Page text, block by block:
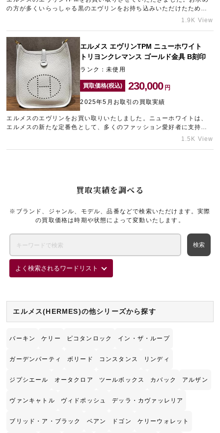
買取実績を調べる
※ブランド、ジャンル、モデル、品番などで検索いただけます。実際
の買取価格は時期や状態によって変動いたします。
よく検索されるワードリスト
エルメス(HERMES)の他シリーズから探す
バーキン ケリー ピコタンロック イン・ザ・ループ
ガーデンパーティ ボリード コンスタンス リンディ
ジプシエール オータクロア ツールボックス カバック アルザン
ヴァンキャトル ヴィドポッシュ デッラ・カヴァッレリア
ブリッド・ア・ブラック ベアン ドゴン ケリーウォレット
の方が多くいらっしゃる黒のエヴリンをお持ち込みいただけたため、
目一杯の金額をご提示させていただきました。エルメスをはじめ、ブ
1.9K View
エルメス エヴリンTPM ニューホワイト
トリヨンクレマンス ゴールド金具 B刻印
ランク：未使用
買取価格(税込) 230,000 円
2025年5月お取引の買取実績
エルメスのエヴリンをお買い取りいたしました。ニューホワイトは、
エルメスの新たな定番色として、多くのファッション愛好者に支持さ
れています。​人気の高いエヴリンを未使用の状態でお持ち込みいただ
1.5K View